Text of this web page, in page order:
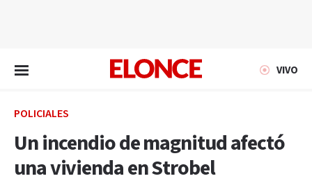
VIVO
POLICIALES
Un incendio de magnitud afectó
una vivienda en Strobel